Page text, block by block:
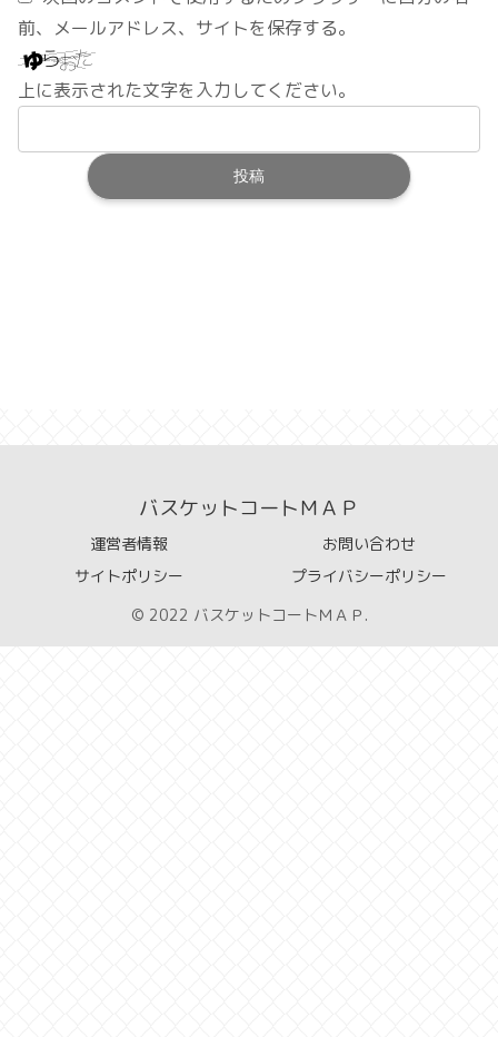
前、メールアドレス、サイトを保存する。
上に表示された文字を入力してください。
バスケットコートＭＡＰ
運営者情報
お問い合わせ
サイトポリシー
プライバシーポリシー
© 2022 バスケットコートＭＡＰ.